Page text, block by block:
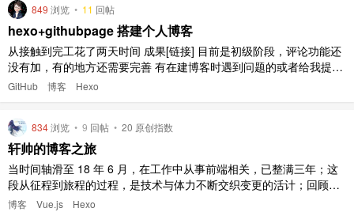
849 浏览 • 11 回帖
hexo+githubpage 搭建个人博客
从接触到完工花了两天时间 成果[链接] 目前是初级阶段，评论功能还
没有加，有的地方还需要完善 有在建博客时遇到问题的或者给我提意
见的可以留言
GitHub 博客 Hexo
834浏览 • 9 回帖 • 20 原创指数
轩帅的博客之旅
当时间轴滑至 18 年 6 月，在工作中从事前端相关，已整满三年；这
段从征程到旅程的过程，是技术与体力不断交织变更的活计；回顾这
几年之种种，多半已是无从言说，随风渐逝；幸好这一路走来，偶有
博客 Vue.js Hexo